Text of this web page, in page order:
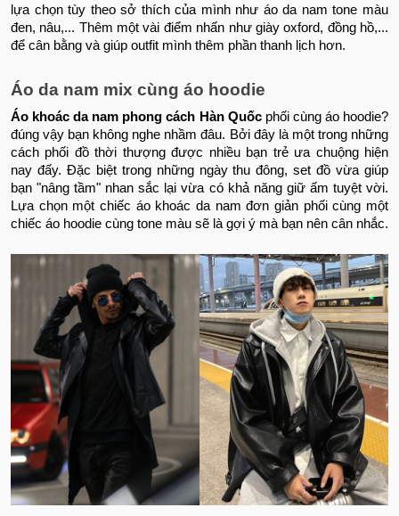
lựa chọn tùy theo sở thích của mình như áo da nam tone màu
đen, nâu,... Thêm một vài điểm nhấn như giày oxford, đồng hồ,...
để cân bằng và giúp outfit mình thêm phần thanh lịch hơn.
Áo da nam mix cùng áo hoodie
Áo khoác da nam phong cách Hàn Quốcphối cùng áo hoodie?
đúng vậy bạn không nghe nhầm đâu. Bởi đây là một trong những
cách phối đồ thời thượng được nhiều bạn trẻ ưa chuộng hiện
nay đấy. Đặc biệt trong những ngày thu đông, set đồ vừa giúp
bạn "nâng tầm" nhan sắc lại vừa có khả năng giữ ấm tuyệt vời.
Lựa chọn một chiếc áo khoác da nam đơn giản phối cùng một
chiếc áo hoodie cùng tone màu sẽ là gợi ý mà bạn nên cân nhắc.